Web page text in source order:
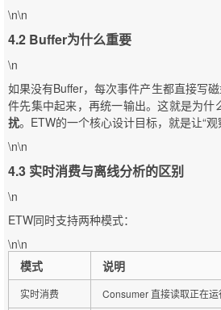
\n\n
4.2 Buffer为什么重要
\n
如果没有Buffer，每次事件产生都直接写
件先集中起来，再统一输出。这就是为
扰。ETW的一个核心设计目标，就是让“
\n\n
4.3 实时消费与离线分析的区别
\n
ETW同时支持两种模式：
\n\n
模式
说明
实时消费 Consumer 直接读取正在